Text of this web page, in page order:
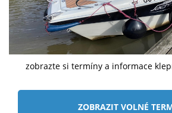
zobrazte si termíny a informace
ZOBRAZIT VOLNÉ